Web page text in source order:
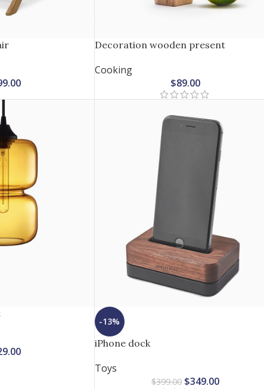
Decoration wooden present
Cooking
$89.00
-13%
iPhone dock
Toys
$399.00 $349.00